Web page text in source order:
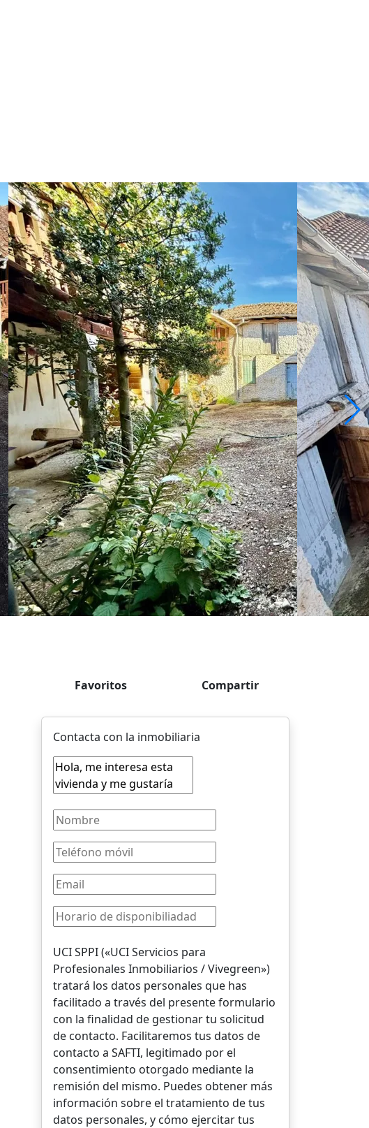
Favoritos Compartir
Contacta con la inmobiliaria
UCI SPPI («UCI Servicios para
Profesionales Inmobiliarios / Vivegreen»)
tratará los datos personales que has
facilitado a través del presente formulario
con la finalidad de gestionar tu solicitud
de contacto. Facilitaremos tus datos de
contacto a SAFTI, legitimado por el
consentimiento otorgado mediante la
remisión del mismo. Puedes obtener más
información sobre el tratamiento de tus
datos personales, y cómo ejercitar tus